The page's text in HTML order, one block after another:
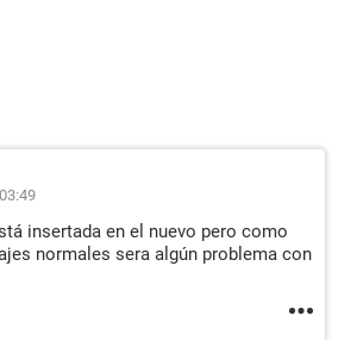
insertada en el nuevo pero como
normales sera algún problema con